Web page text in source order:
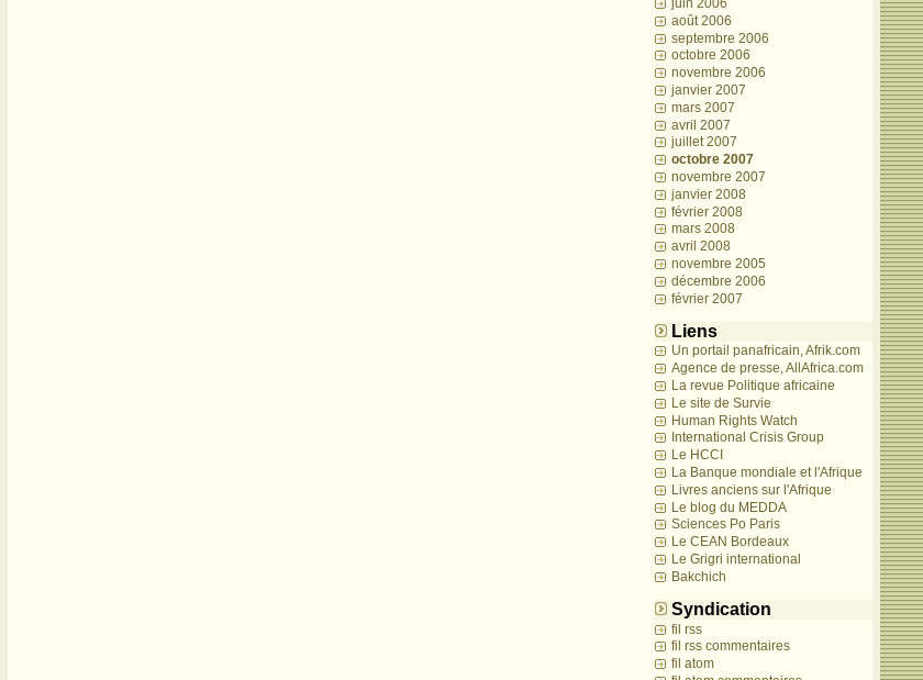
juin 2006
août 2006
septembre 2006
octobre 2006
novembre 2006
janvier 2007
mars 2007
avril 2007
juillet 2007
octobre 2007
novembre 2007
janvier 2008
février 2008
mars 2008
avril 2008
novembre 2005
décembre 2006
février 2007
Liens
Un portail panafricain, Afrik.com
Agence de presse, AllAfrica.com
La revue Politique africaine
Le site de Survie
Human Rights Watch
International Crisis Group
Le HCCI
La Banque mondiale et l'Afrique
Livres anciens sur l'Afrique
Le blog du MEDDA
Sciences Po Paris
Le CEAN Bordeaux
Le Grigri international
Bakchich
Syndication
fil rss
fil rss commentaires
fil atom